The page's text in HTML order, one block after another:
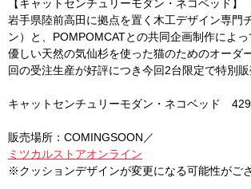
【キャットセンチュリーモダン・ネコベッド】
岩手県陸前高田に拠点を置く木工デザイン専門
ン）と、POMPOMCATとの共同企画制作によ
優しい天然の気仙杉を使った猫のためのオーダ
回の受注生産が好評につき今回2台限定で特別販
キャットセンチュリーモダン・ネコベッド
販売場所：COMINGSOON／
ミツカルストアオンライン
※クッションデザインが変更になる可能性がご